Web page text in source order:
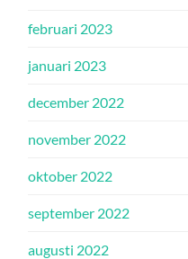
februari 2023
januari 2023
december 2022
november 2022
oktober 2022
september 2022
augusti 2022